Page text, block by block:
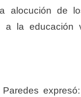
alocución de
la educación